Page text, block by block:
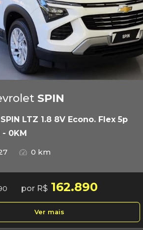
SPIN
LTZ 1.8 8V Econo. Flex 5p
0KM
0 km
por R$ 162.890
Ver mais